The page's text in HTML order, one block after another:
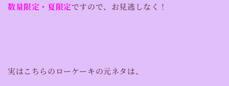
数量限定・夏限定ですので、お見逃しなく！
実はこちらのローケーキの元ネタは、